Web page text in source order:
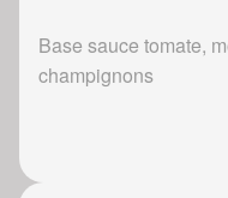
Base sauce tomate,
champignons